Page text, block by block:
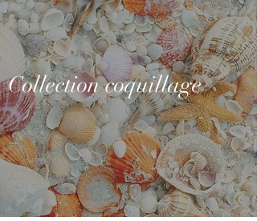
Collection coquillage